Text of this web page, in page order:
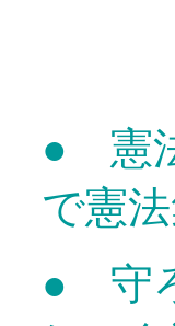
反
● 憲
で憲
● 守